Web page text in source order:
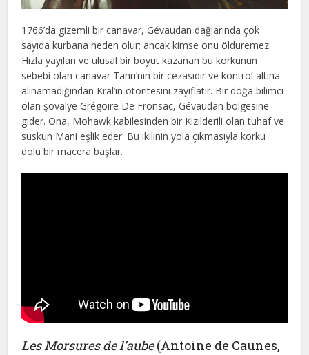
1766’da gizemli bir canavar, Gévaudan dağlarında çok
sayıda kurbana neden olur; ancak kimse onu öldüremez.
Hızla yayılan ve ulusal bir boyut kazanan bu korkunun
sebebi olan canavar Tanrı’nın bir cezasıdır ve kontrol altına
alınamadığından Kral’ın otoritesini zayıflatır. Bir doğa bilimci
olan şövalye Grégoire De Fronsac, Gévaudan bölgesine
gider. Ona, Mohawk kabilesinden bir Kızılderili olan tuhaf ve
suskun Mani eşlik eder. Bu ikilinin yola çıkmasıyla korku
dolu bir macera başlar.
Les Morsures de l’aube(Antoine de Caunes,